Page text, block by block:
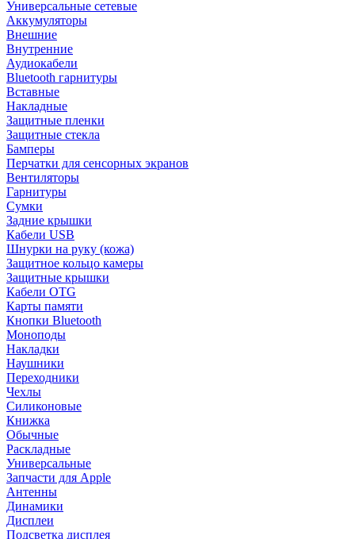
Универсальные сетевые
Аккумуляторы
Внешние
Внутренние
Аудиокабели
Bluetooth гарнитуры
Вставные
Накладные
Защитные пленки
Защитные стекла
Бамперы
Перчатки для сенсорных экранов
Вентиляторы
Гарнитуры
Сумки
Задние крышки
Кабели USB
Шнурки на руку (кожа)
Защитное кольцо камеры
Защитные крышки
Кабели OTG
Карты памяти
Кнопки Bluetooth
Моноподы
Накладки
Наушники
Переходники
Чехлы
Силиконовые
Книжка
Обычные
Раскладные
Универсальные
Запчасти для Apple
Антенны
Динамики
Дисплеи
Подсветка дисплея